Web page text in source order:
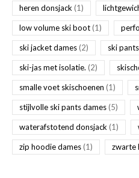
heren donsjack (1)
low volume ski boot(1)
ski jacket dames(2) ski
ski-jas met isolatie. (2)
smalle voet skischoenen (1)
stijlvolle ski pants dames(5)
waterafstotend donsjack (1)
zip hoodie dames(1) zwarte